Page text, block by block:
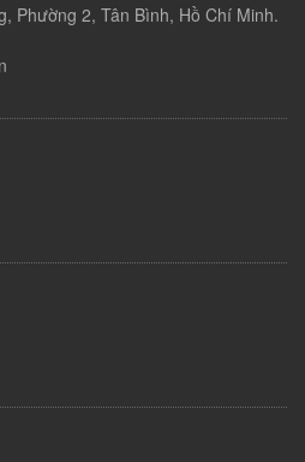
Phường 2, Tân Bình, Hồ Chí Minh.